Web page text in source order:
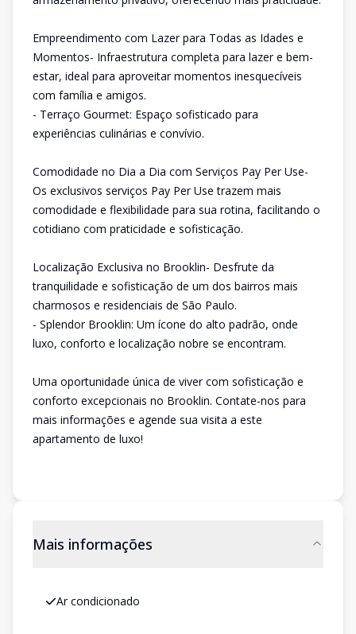
Empreendimento com Lazer para Todas as Idades e
Momentos- Infraestrutura completa para lazer e bem-
estar, ideal para aproveitar momentos inesquecíveis
com família e amigos.
- Terraço Gourmet: Espaço sofisticado para
experiências culinárias e convívio.
Comodidade no Dia a Dia com Serviços Pay Per Use-
Os exclusivos serviços Pay Per Use trazem mais
comodidade e flexibilidade para sua rotina, facilitando o
cotidiano com praticidade e sofisticação.
Localização Exclusiva no Brooklin- Desfrute da
tranquilidade e sofisticação de um dos bairros mais
charmosos e residenciais de São Paulo.
- Splendor Brooklin: Um ícone do alto padrão, onde
luxo, conforto e localização nobre se encontram.
Uma oportunidade única de viver com sofisticação e
conforto excepcionais no Brooklin. Contate-nos para
mais informações e agende sua visita a este
apartamento de luxo!
Mais informações
Ar condicionado